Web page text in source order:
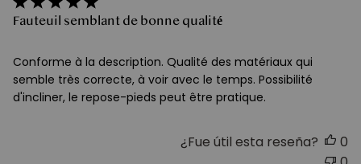
Fauteuil semblant de bonne qualité
Conforme à la description. Qualité des matériaux qui
semble très correcte, à voir avec le temps. Possibilité
d'incliner, le repose-pieds peut être pratique.
¿Fue útil esta reseña?
0